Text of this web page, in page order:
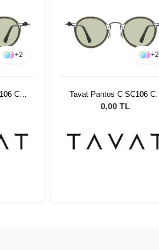
+2
Col
+2
Tavat Pantos C SC106 Col
VFG SL
0,00 TL